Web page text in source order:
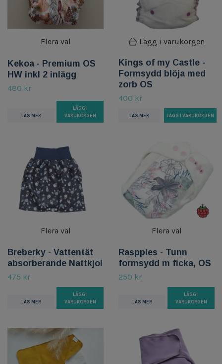
Flera val
Kekoa - Premium OS
HW inkl 2 inlägg
480 kr
LÄS MER
LÄGG I
VARUKORGEN
Lägg i varukorgen
Kings of my Castle -
Formsydd blöja med
zorb OS
400 kr
LÄS MER
Flera val
Breberky - Vattentät
absorberande Nattkjol
475 kr
LÄS MER
LÄGG I
VARUKORGEN
Flera val
Rasppies - Tunn
formsydd m ficka, OS
250 kr
LÄS MER
LÄGG I
VARUKORGEN